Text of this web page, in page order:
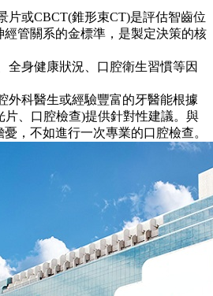
或CBCT(錐形束CT)是評估智齒位
管關系的金標準，是製定決策的核
身健康狀況、口腔衛生習慣等因
科醫生或經驗豐富的牙醫能根據
、口腔檢查)提供針對性建議。與
，不如進行一次專業的口腔檢查。